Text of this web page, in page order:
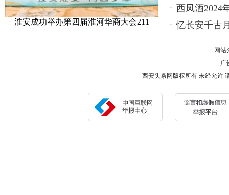
淮安成功举办第四届淮河华商大会211
西凤酒2024
忆长安千古
网站
广
西安头条网版权所有 未经允许